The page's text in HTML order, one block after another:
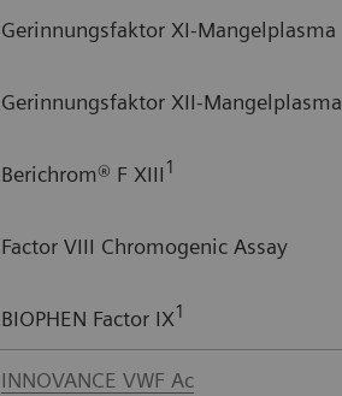
Gerinnungsfaktor XI-Mangelplasma
Gerinnungsfaktor XII-Mangelplasma
Berichrom® F XIII 1
Factor VIII Chromogenic Assay
BIOPHEN Factor IX1
INNOVANCE VWF Ac